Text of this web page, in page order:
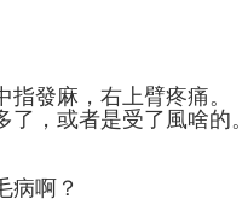
發麻，右上臂疼痛。
，或者是受了風啥的。
病啊？